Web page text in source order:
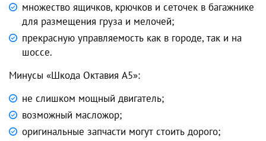
множество ящичков, крючков и сеточек в багажнике
для размещения груза и мелочей;
прекрасную управляемость как в городе, так и на
шоссе.
Минусы «Шкода Октавия А5»:
не слишком мощный двигатель;
возможный масложор;
оригинальные запчасти могут стоить дорого;